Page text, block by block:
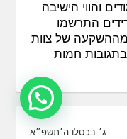
והווי הישיבה
התרשמו
של צוות
חמות
ג׳ בכסלו ה׳תשפ״א